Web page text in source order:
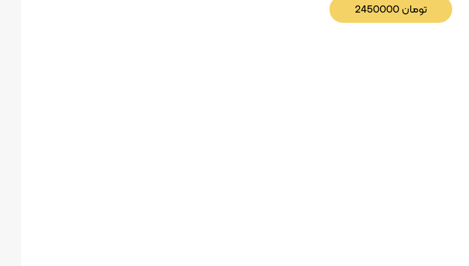
2450000تومان